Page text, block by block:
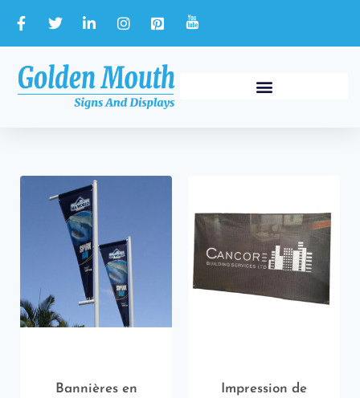
Bannières en
Impression de